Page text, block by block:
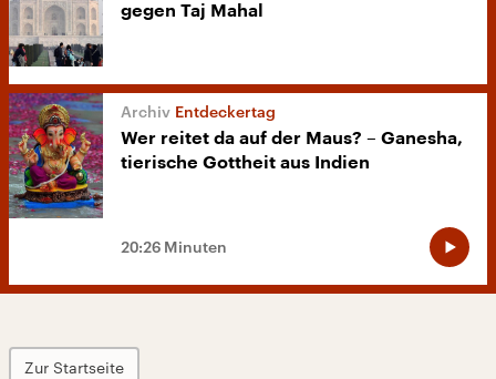
gegen Taj Mahal
Entdeckertag
Wer reitet da auf der Maus? – Ganesha,
tierische Gottheit aus Indien
20:26 Minuten
Zur Startseite